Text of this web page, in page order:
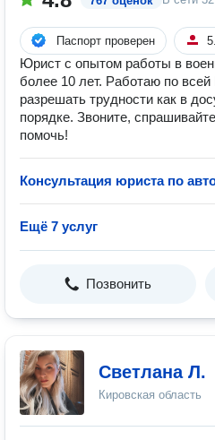
Паспорт проверен
Юрист с опытом работы в
более 10 лет. Работаю по
разрешать трудности как в
порядке. Звоните,
помочь!
Консультация юриста по
Ещё 7 услуг
Позвонить
Светлана Л.
Кировская область